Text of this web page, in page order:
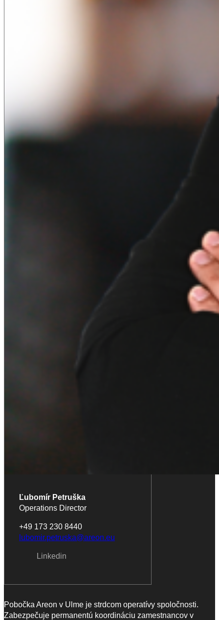
Ľubomír Petruška
Operations Director
+49 173 230 8440
lubomir.petruska@areon.eu
Linkedin
Pobočka Areon v Ulme je strdcom operatívy spoločnosti.
Zabezpečuje permanentú koordináciu zamestnancov v